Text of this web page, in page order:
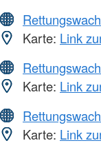
Karte: Link
Karte: Link
Karte: Link